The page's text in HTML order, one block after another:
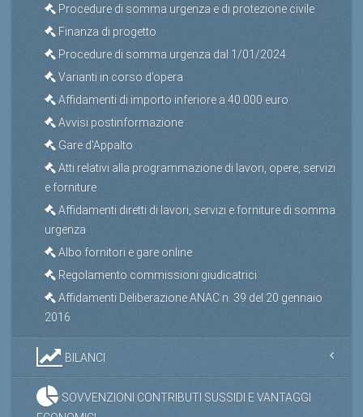
Procedure di somma urgenza e di protezione civile
Finanza di progetto
Procedure di somma urgenza dal 1/01/2024
Varianti in corso d’opera
Affidamenti di importo inferiore a 40.000 euro
Avvisi postinformazione
Gare d'Appalto
Atti relativi alla programmazione di lavori, opere, servizi
e forniture
Affidamenti diretti di lavori, servizi e forniture di somma
urgenza
Albo fornitori e gare online
Regolamento commissioni giudicatrici
Affidamenti Deliberazione ANAC n. 39 del 20 gennaio
2016
BILANCI
SOVVENZIONI CONTRIBUTI SUSSIDI E VANTAGGI